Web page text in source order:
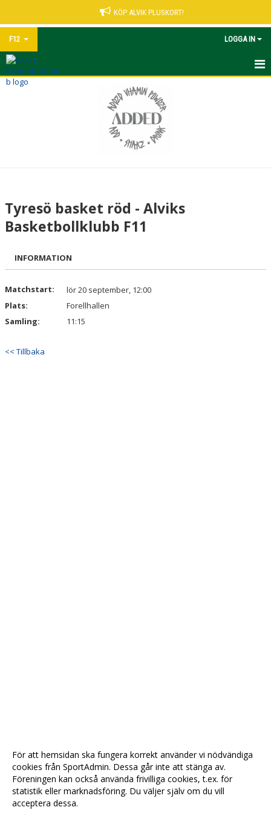
KÖP ALVIK PLUSKORT!
F12 LOGGA IN
HEM
BILDGALLERI
KONTAKT
Tyresö basket röd - Alviks
Basketbollklubb F11
INFORMATION
Matchstart:
lör 20 september, 12:00
Plats:
Forellhallen
Samling:
11:15
<< Tillbaka
För att hemsidan ska fungera korrekt använder vi nödvändiga
cookies från SportAdmin. Dessa går inte att stänga av.
Föreningen kan också använda frivilliga cookies, t.ex. för
statistik eller marknadsföring. Du väljer själv om du vill
acceptera dessa.